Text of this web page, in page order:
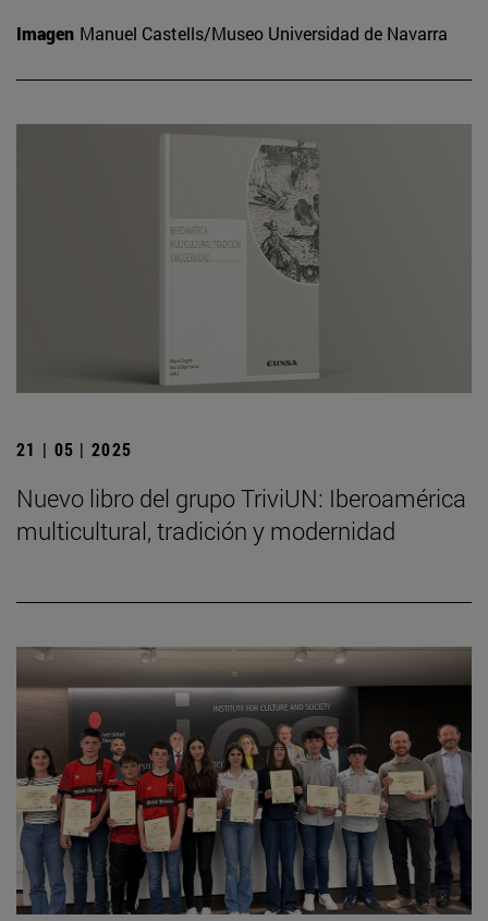
Imagen Manuel Castells/Museo Universidad de Navarra
21 | 05 | 2025
Nuevo libro del grupo TriviUN: Iberoamérica
multicultural, tradición y modernidad